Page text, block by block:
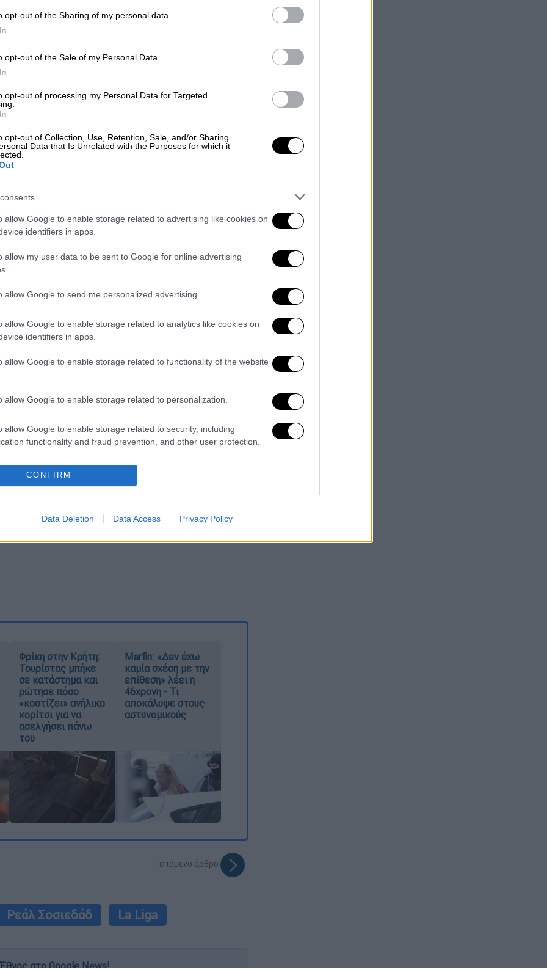
opt-out of the Sharing of my personal data.
opt-out of the Sale of my Personal Data.
opt-out of processing my Personal Data for Targeted
opt-out of Collection, Use, Retention, Sale, and/or Sharing
Data that Is Unrelated with the Purposes for which it
allow Google to enable storage related to advertising like cookies on
identifiers in apps.
allow my user data to be sent to Google for online advertising
allow Google to send me personalized advertising.
allow Google to enable storage related to analytics like cookies on
identifiers in apps.
allow Google to enable storage related to functionality of the website
allow Google to enable storage related to personalization.
allow Google to enable storage related to security, including
functionality and fraud prevention, and other user protection.
CONFIRM
Data Deletion Data Access Privacy Policy
τηςLa Liga. Η ομάδα του Ζιντάν δεν
οι Καταλανοί
από το Ανοέταεπικράτησαν 2-1 της
και πλέον οι δύο αιώνιες
μηδέν.
αρκετό... VAR
φάσεις, οι οποίες κρίθηκαν (όλες) υπέρ
κέρδισε ένα... αμφιλεγόμενο πέναλτιτο
Ράμος
στην κατηγορία (ξεπέρασε τον
σκόραρε στο 68
επηρέαζε τη φάση.
φάση οΜπενζεμά με όμορφη
μία φάση που και πάλι χρειάστηκε η βοήθεια
επιθετικός έκανε κοντρόλ με το χέρι.
το ματς τελείωσε για τους
(1-2) στο83' από τον Μερίνο.
Φρίκη στην Κρήτη:
Τουρίστας μπήκε
σε κατάστημα και
ρώτησε πόσο
«κοστίζει» ανήλικο
κορίτσι για να
ασελγήσει πάνω
του
Marfin: «Δεν έχω
καμία σχέση με την
επίθεση» λέει η
46χρονη - Τι
αποκάλυψε στους
αστυνομικούς
επόμενο άρθρο
Ρεάλ Σοσιεδάδ La Liga
στο Google News!